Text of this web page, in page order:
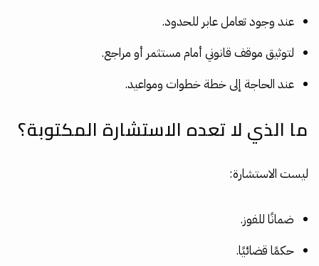
عند وجود تعامل عابر للحدود.
لتوثيق موقف قانوني أمام مستثمر أو مراجع.
عند الحاجة إلى خطة خطوات ومواعيد.
ما الذي لا تعده الاستشارة المكتوبة؟
ليست الاستشارة:
ضمانًا للفوز.
حكمًا قضائيًا.